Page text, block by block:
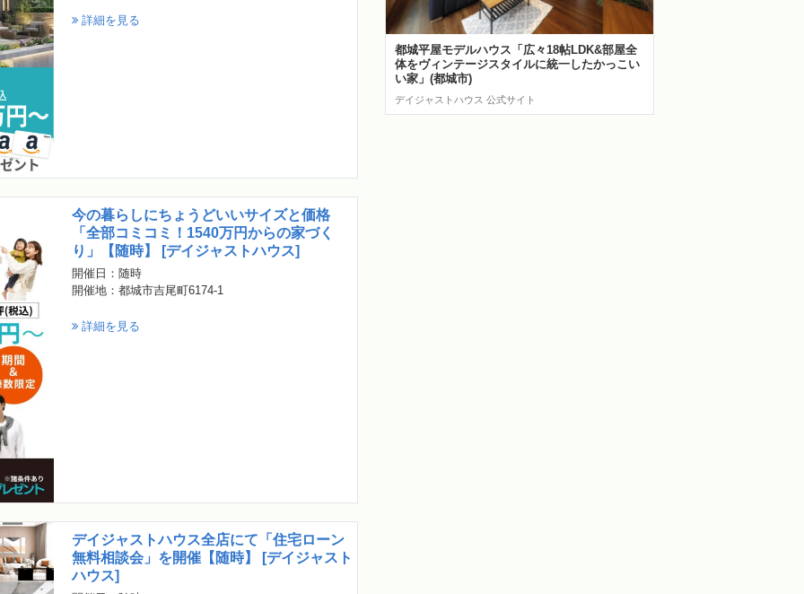
詳細を見る
今の暮らしにちょうどいいサイズと価格
「全部コミコミ！1540万円からの家づく
り」【随時】 [デイジャストハウス]
開催日：随時
開催地：都城市吉尾町6174-1
詳細を見る
デイジャストハウス全店にて「住宅ローン
無料相談会」を開催【随時】 [デイジャスト
ハウス]
都城平屋モデルハウス「広々18帖LDK&部屋全
体をヴィンテージスタイルに統一したかっこい
い家」(都城市)
デイジャストハウス 公式サイト